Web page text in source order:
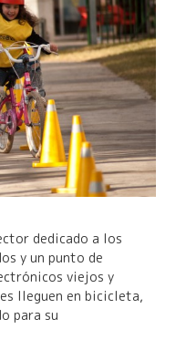
dedicado a los
y un punto de
viejos y
lleguen en bicicleta,
para su